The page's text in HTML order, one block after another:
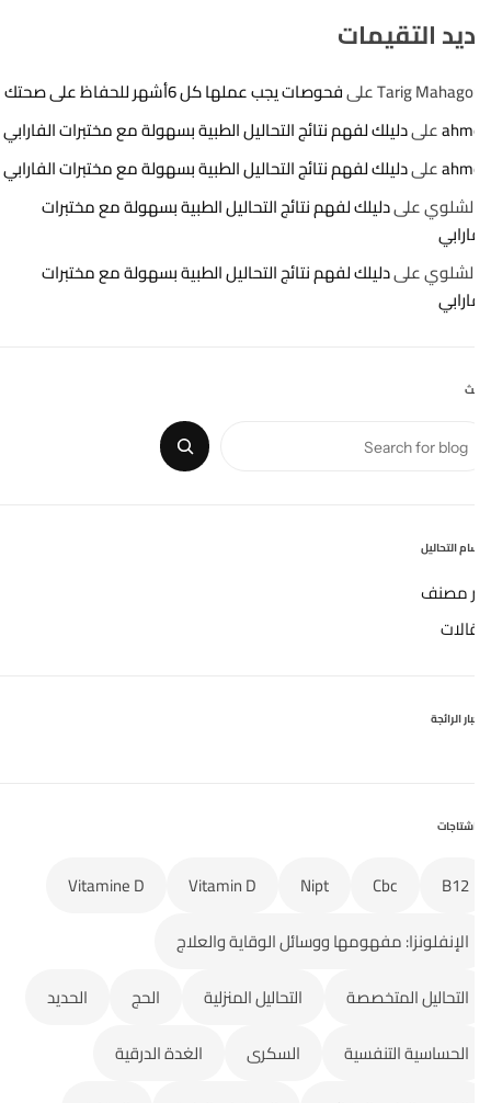
التقيمات
Tarigعلىفحوصات يجب عملها كل 6أشهر للحفاظ على صحتك
علىدليلك لفهم نتائج التحاليل الطبية بسهولة مع مختبرات الفارابي
علىدليلك لفهم نتائج التحاليل الطبية بسهولة مع مختبرات الفارابي
علىدليلك لفهم نتائج التحاليل الطبية بسهولة مع مختبرات
علىدليلك لفهم نتائج التحاليل الطبية بسهولة مع مختبرات
التحاليل
مصنف
الرائجة
B12
Cbc
Nipt
Vitamin D
Vitamine D
الإنفلونزا: مفهومها ووسائل الوقاية والعلاج
التحاليل المتخصصة
التحاليل المنزلية الحج
الحديد
الحساسية التنفسية
السكرى
الغدة الدرقية